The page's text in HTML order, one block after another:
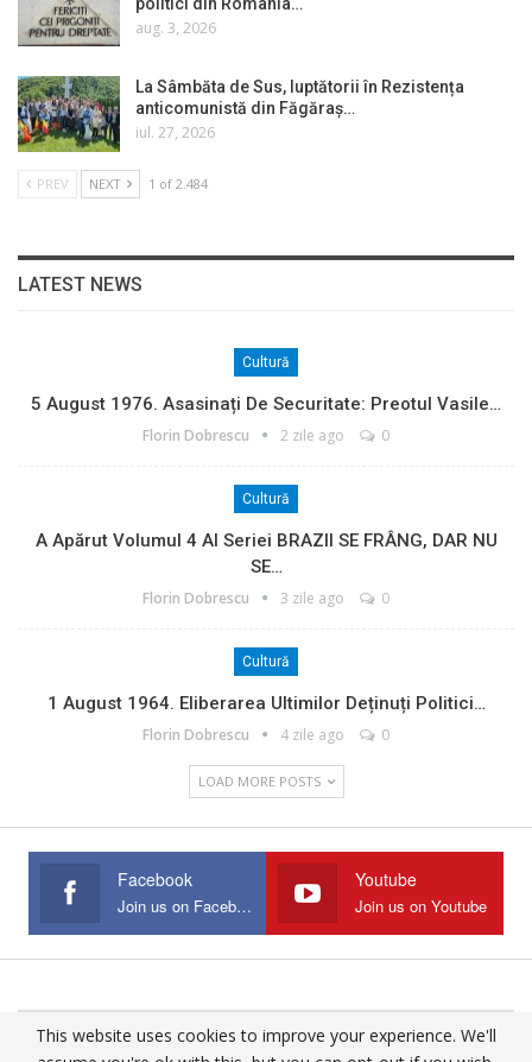
aug. 3, 2026
La Sâmbăta de Sus, luptătorii în Rezistența
anticomunistă din Făgăraș…
iul. 27, 2026
PREV NEXT 1 of 2.484
LATEST NEWS
Cultură
5 August 1976. Asasinați De Securitate: Preotul Vasile…
Florin Dobrescu 2 zile ago 0
Cultură
A Apărut Volumul 4 Al Seriei BRAZII SE FRÂNG, DAR NU
SE…
Florin Dobrescu 3 zile ago 0
Cultură
1 August 1964. Eliberarea Ultimilor Deținuți Politici…
Florin Dobrescu 4 zile ago 0
LOAD MORE POSTS
Facebook
Join us on Facebook
Youtube
Join us on Youtube
© 2025 - All Rights Reserved.
This website uses cookies to improve your experience. We'll